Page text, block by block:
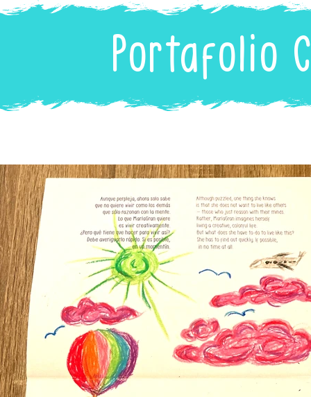
Portafolio